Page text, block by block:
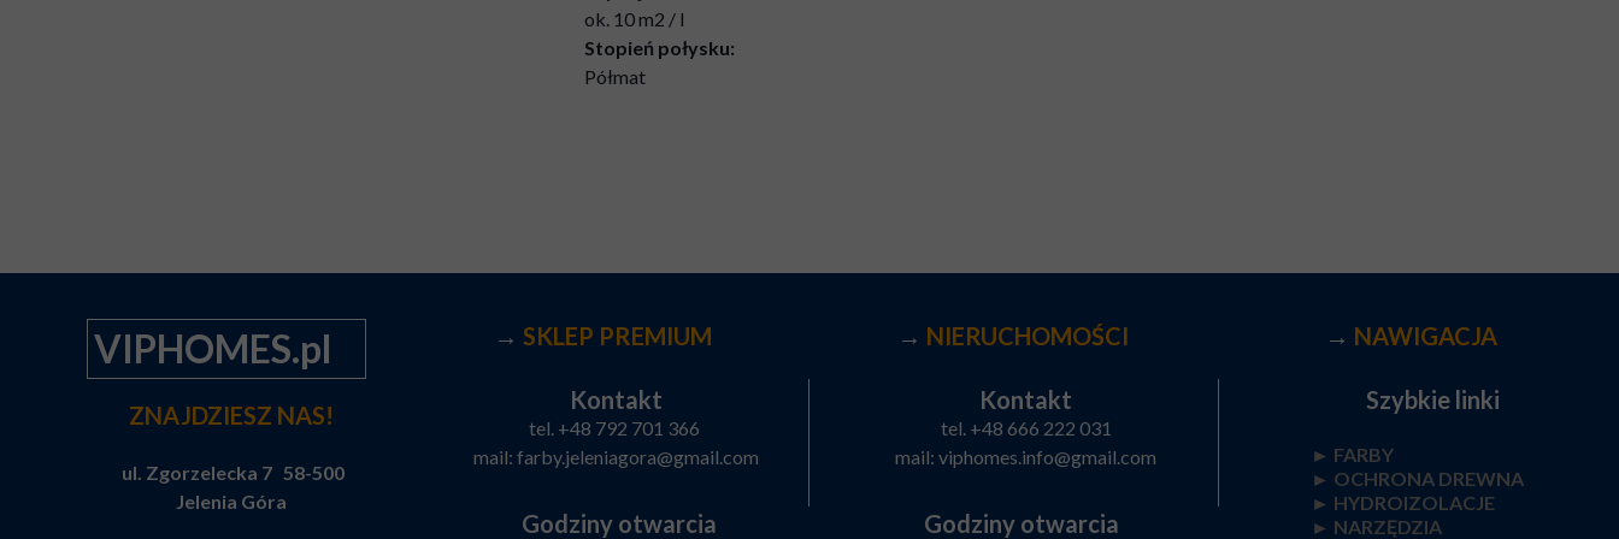
ok. 10 m2 / l
Stopień połysku:
Półmat
Kontakt
tel. +48 792 701 366
mail: farby.jeleniagora@gmail.com
VIPHOMES.pl
Kontakt
tel. +48 666 222 031
mail: viphomes.info@gmail.com
Szybkie linki
► FARBY
► OCHRONA DREWNA
► HYDROIZOLACJE
► NARZĘDZIA
Godziny otwarcia
Godziny otwarcia
→ SKLEP PREMIUM → NIERUCHOMOŚCI
ZNAJDZIESZ NAS!
ul. Zgorzelecka 7 58-500
Jelenia Góra
→ NAWIGACJA